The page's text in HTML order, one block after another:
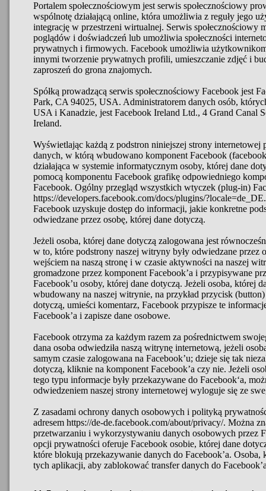
Portalem społecznościowym jest serwis społecznościowy
wspólnotę działającą online, która umożliwia z reguły jego
integrację w przestrzeni wirtualnej. Serwis społecznościowy
poglądów i doświadczeń lub umożliwia społeczności
prywatnych i firmowych. Facebook umożliwia
innymi tworzenie prywatnych profili, umieszczanie zdjęć i
zaproszeń do grona znajomych.
Spółką prowadzącą serwis społecznościowy Facebook jest
Park, CA 94025, USA. Administratorem danych osób,
USA i Kanadzie, jest Facebook Ireland Ltd., 4 Grand Canal
Ireland.
Wyświetlając każdą z podstron niniejszej strony internetowej
danych, w którą wbudowano komponent Facebook
działająca w systemie informatycznym osoby, której dane
pomocą komponentu Facebook grafikę odpowiedniego
Facebook. Ogólny przegląd wszystkich wtyczek (plug-in)
https://developers.facebook.com/docs/plugins/
Facebook uzyskuje dostęp do informacji, jakie konkretne
odwiedzane przez osobę, której dane dotyczą.
Jeżeli osoba, której dane dotyczą zalogowana jest
w to, które podstrony naszej witryny były odwiedzane przez
wejściem na naszą stronę i w czasie aktywności na naszej
gromadzone przez komponent Facebook’a i przypisywane
Facebook’u osoby, której dane dotyczą. Jeżeli osoba, której
wbudowany na naszej witrynie, na przykład przycisk
dotyczą, umieści komentarz, Facebook przypisze te
Facebook’a i zapisze dane osobowe.
Facebook otrzyma za każdym razem za pośrednictwem
dana osoba odwiedziła naszą witrynę internetową, jeżeli
samym czasie zalogowana na Facebook’u; dzieje się tak
dotyczą, kliknie na komponent Facebook’a czy nie. Jeżeli
tego typu informacje były przekazywane do Facebook‘a,
odwiedzeniem naszej strony internetowej wyloguje się ze
Z zasadami ochrony danych osobowych i polityką
adresem https://de-de.facebook.com/about/privacy/. Można
przetwarzaniu i wykorzystywaniu danych osobowych przez
opcji prywatności oferuje Facebook osobie, której dane
które blokują przekazywanie danych do Facebook’a. Osoba,
tych aplikacji, aby zablokować transfer danych do